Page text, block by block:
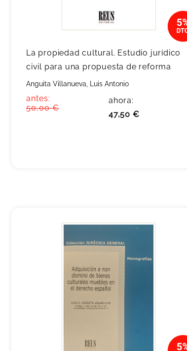
La propiedad cultural. Estudio jurídico
civil para una propuesta de reforma
Anguita Villanueva, Luis Antonio
antes:
50,00 €
ahora:
47,50 €